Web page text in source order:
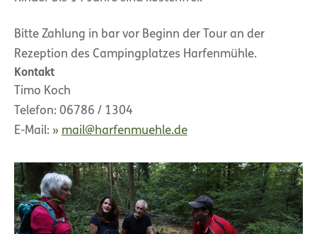
Bitte Zahlung in bar vor Beginn der Tour an der
Rezeption des Campingplatzes Harfenmühle.
Kontakt
Timo Koch
Telefon: 06786 / 1304
E-Mail:
mail@harfenmuehle.de